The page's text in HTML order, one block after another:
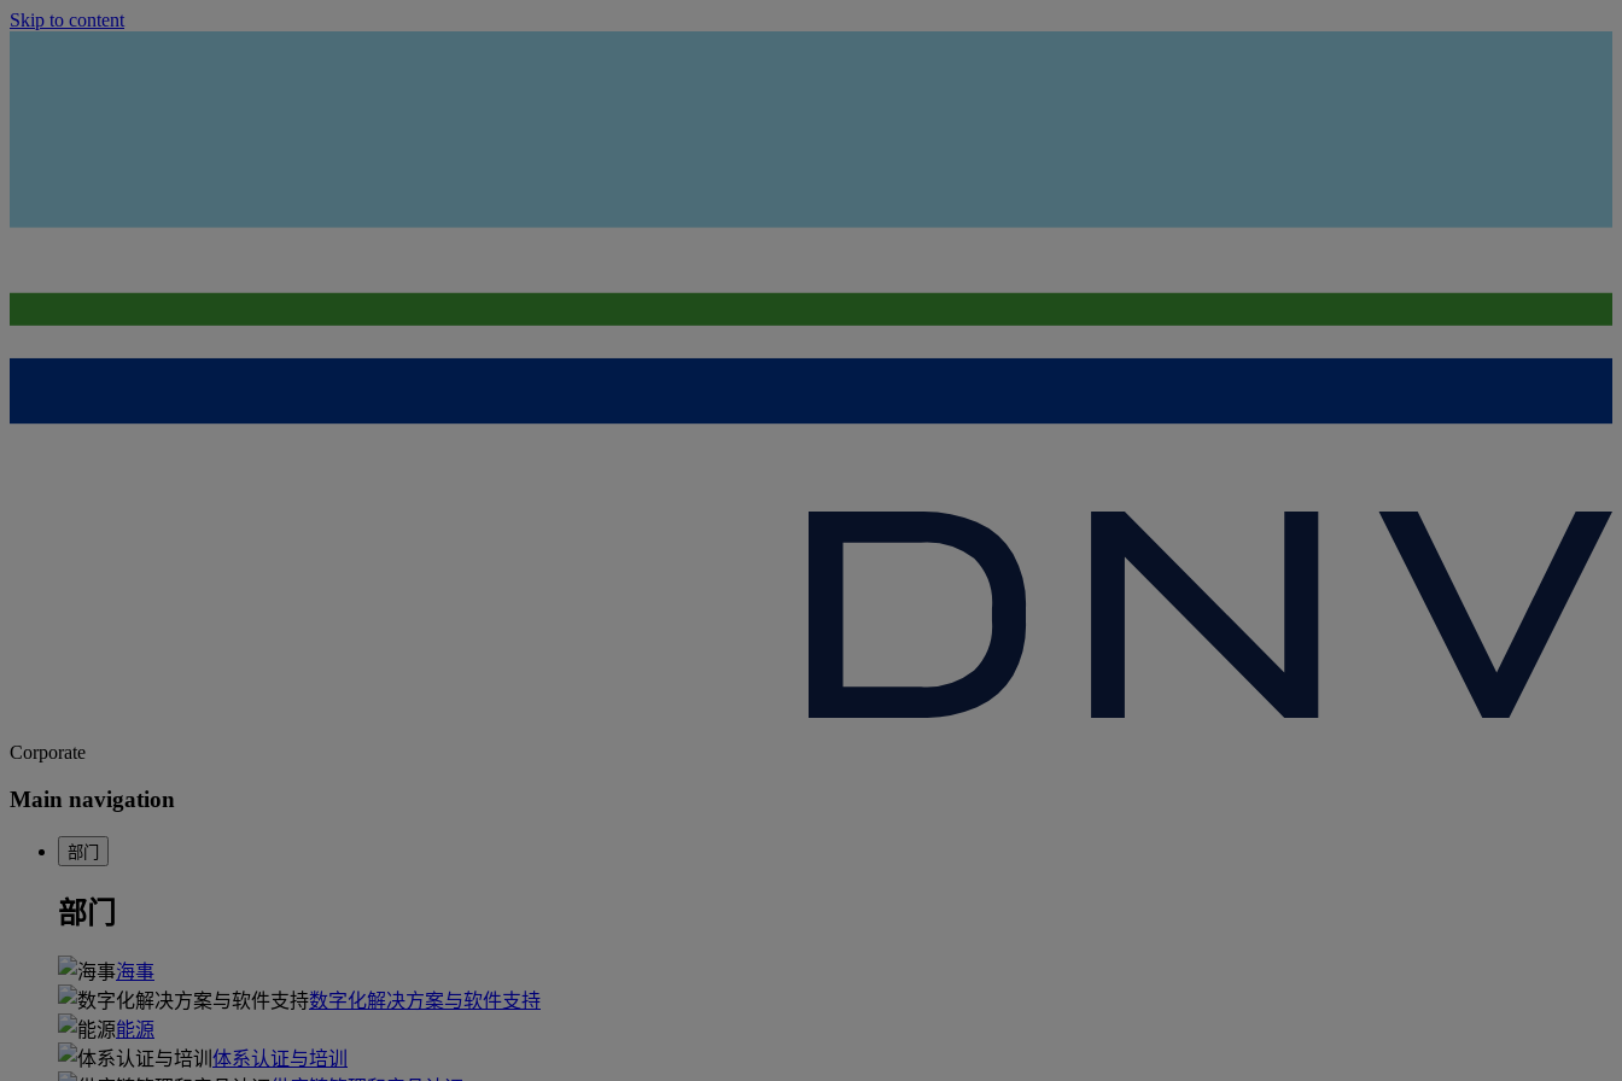
Skip to content
Corporate
Main navigation
部门
部门
海事
数字化解决方案与软件支持
能源
体系认证与培训